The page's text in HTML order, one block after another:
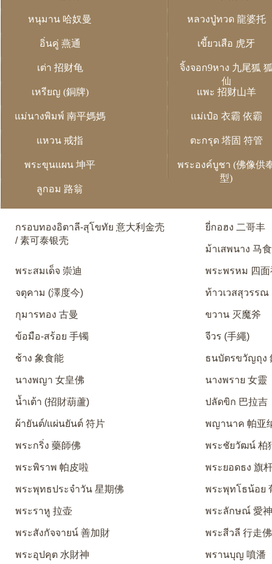
หนุมาน 哈奴曼 หลวงปู่ทวด 龍婆托
อิ่นคู่ 燕通 เขี้ยวเสือ 虎牙
เต่า 招财龟
จิ้งจอก9หาง 九尾狐
仙
เหรียญ (銅牌)
แพะ 招财山羊
แม่นางพิมพ์ 南平媽媽 แม่เป๋อ 衣霸 依霸
แหวน 戒指 ตะกรุด 塔固 符管
พระขุนแผน 坤平
พระองค์บูชา (佛像供
型)
ลูกอม 路翁
กรอบทองอิตาลี-สุโขทัย 意大利金壳
/ 素可泰银壳
ยี่กอฮง 二哥丰
ม้าเสพนาง 马
พระสมเด็จ 崇迪 พระพรหม 四面
จตุคาม (澤度今) ท้าวเวสสุวรรณ
กุมารทอง 古曼 ขวาน 灭魔斧
ข้อมือ-สร้อย 手镯 จีวร (手繩)
ช้าง 象食能 ธนบัตรขวัญถุง
นางพญา 女皇佛 นางพราย 女靈
น้ำเต้า (招財葫蘆) ปลัดขิก 巴拉吉
ผ้ายันต์/แผ่นยันต์ 符片 พญานาค 帕亚
พระกริ่ง 藥師佛 พระชัยวัฒน์ 柏
พระพิราพ 帕皮啦 พระยอดธง 旗
พระพุทธประจำวัน 星期佛 พระพุทโธน้อย
พระราหู 拉壶 พระลักษณ์ 愛
พระสังกัจจายน์ 善加財 พระสีวลี 行走佛
พระอุปคุต 水財神 พรานบุญ 噴潘